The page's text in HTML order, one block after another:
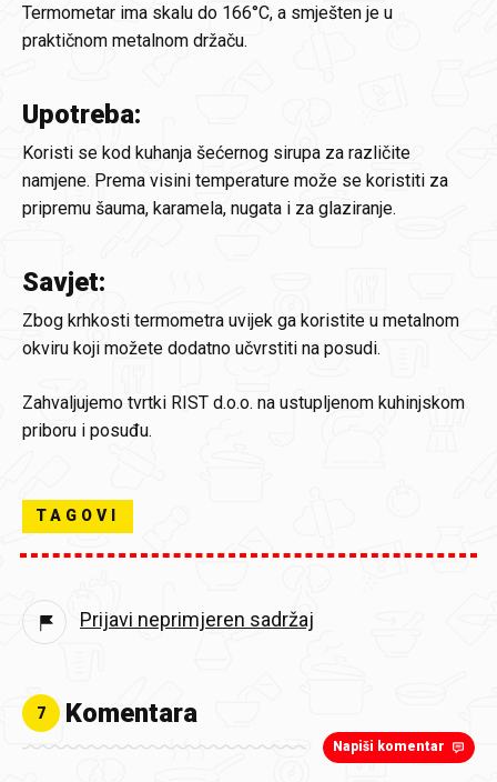
Termometar ima skalu do 166°C, a smješten je u
praktičnom metalnom držaču.
Upotreba:
Koristi se kod kuhanja šećernog sirupa za različite
namjene. Prema visini temperature može se koristiti za
pripremu šauma, karamela, nugata i za glaziranje.
Savjet:
Zbog krhkosti termometra uvijek ga koristite u metalnom
okviru koji možete dodatno učvrstiti na posudi.
Zahvaljujemo tvrtki RIST d.o.o. na ustupljenom kuhinjskom
priboru i posuđu.
TAGOVI
Prijavi neprimjeren sadržaj
7 Komentara
Napiši komentar